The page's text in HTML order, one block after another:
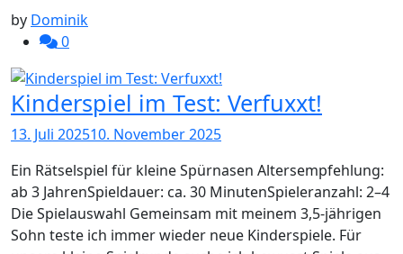
by Dominik
0
Kinderspiel im Test: Verfuxxt!
13. Juli 202510. November 2025
Ein Rätselspiel für kleine Spürnasen Altersempfehlung:
ab 3 JahrenSpieldauer: ca. 30 MinutenSpieleranzahl: 2–4
Die Spielauswahl Gemeinsam mit meinem 3,5-jährigen
Sohn teste ich immer wieder neue Kinderspiele. Für